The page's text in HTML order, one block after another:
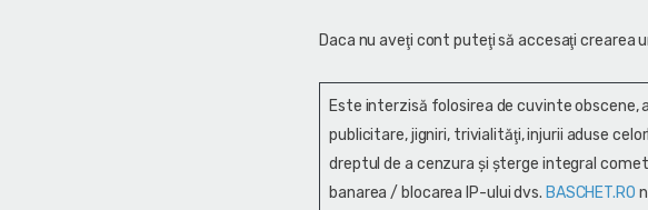
Daca nu aveţi cont puteţi să accesaţi crearea
Este interzisă folosirea de cuvinte obscene,
publicitare, jigniri, trivialităţi, injurii aduse
dreptul de a cenzura și şterge integral
banarea / blocarea IP-ului dvs. BASCHET.RO